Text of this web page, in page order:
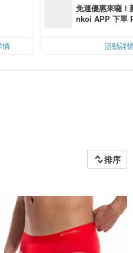
情
免運優惠來囉
nkoi APP 下單
活動詳
排序